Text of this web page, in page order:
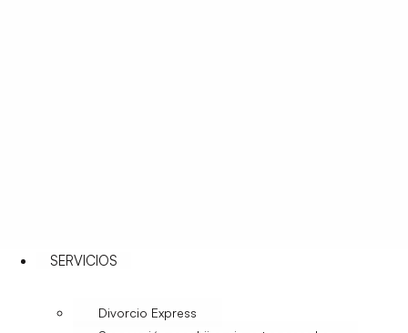
SERVICIOS
Divorcio Express